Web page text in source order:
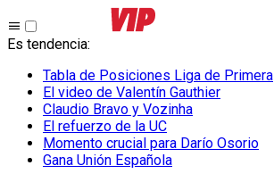
Es tendencia:
Tabla de Posiciones Liga de Primera
El video de Valentín Gauthier
Claudio Bravo y Vozinha
El refuerzo de la UC
Momento crucial para Darío Osorio
Gana Unión Española